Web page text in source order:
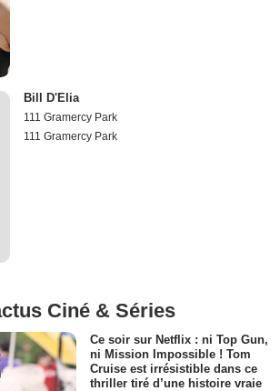
Bill D'Elia
111 Gramercy Park
111 Gramercy Park
Ciné & Séries
Ce soir sur Netflix : ni Top Gun,
ni Mission Impossible ! Tom
Cruise est irrésistible dans ce
thriller tiré d’une histoire vraie